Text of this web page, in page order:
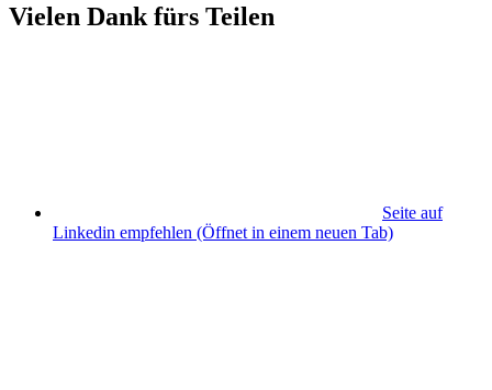
Vielen Dank fürs Teilen
Seite auf
Linkedin empfehlen (Öffnet in einem neuen Tab)